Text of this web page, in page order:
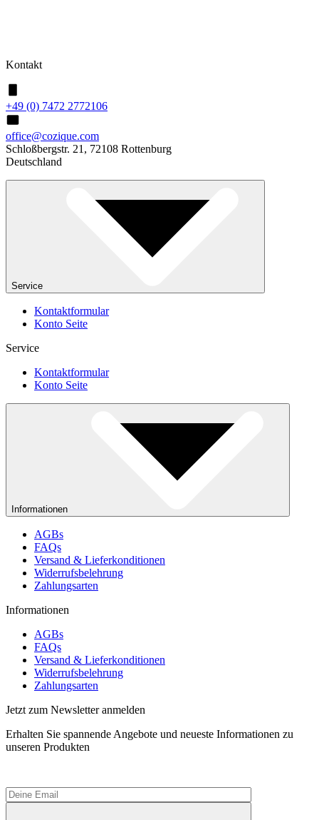
Kontakt
+49 (0) 7472 2772106
office@cozique.com
Schloßbergstr. 21, 72108 Rottenburg
Deutschland
Service
Kontaktformular
Konto Seite
Service
Kontaktformular
Konto Seite
Informationen
AGBs
FAQs
Versand & Lieferkonditionen
Widerrufsbelehrung
Zahlungsarten
Informationen
AGBs
FAQs
Versand & Lieferkonditionen
Widerrufsbelehrung
Zahlungsarten
Jetzt zum Newsletter anmelden
Erhalten Sie spannende Angebote und neueste Informationen zu
unseren Produkten